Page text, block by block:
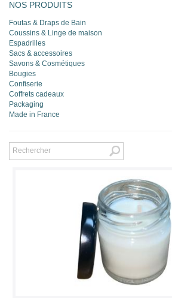
NOS PRODUITS
Foutas & Draps de Bain
Coussins & Linge de maison
Espadrilles
Sacs & accessoires
Savons & Cosmétiques
Bougies
Confiserie
Coffrets cadeaux
Packaging
Made in France